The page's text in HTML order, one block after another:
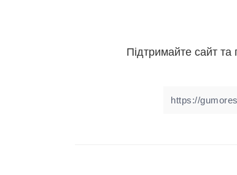
Підтримайте сайт та